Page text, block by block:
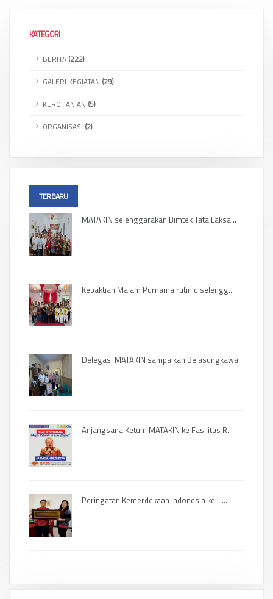
KATEGORI
BERITA (222)
GALERI KEGIATAN (29)
KEROHANIAN (5)
ORGANISASI (2)
TERBARU
MATAKIN selenggarakan Bimtek Tata Laksa...
Kebaktian Malam Purnama rutin diselengg...
Delegasi MATAKIN sampaikan Belasungkawa...
Anjangsana Ketum MATAKIN ke Fasilitas R...
Peringatan Kemerdekaan Indonesia ke –...